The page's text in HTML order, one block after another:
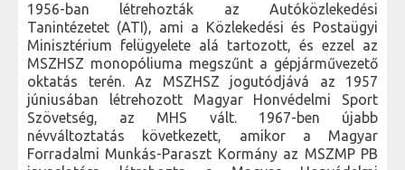
1956-ban létrehozták az Autóközlekedési
Tanintézetet (ATI), ami a Közlekedési és Postaügyi
Minisztérium felügyelete alá tartozott, és ezzel az
MSZHSZ monopóliuma megszűnt a gépjárművezető
oktatás terén. Az MSZHSZ jogutódjává az 1957
júniusában létrehozott Magyar Honvédelmi Sport
Szövetség, az MHS vált. 1967-ben újabb
névváltoztatás következett, amikor a Magyar
Forradalmi Munkás-Paraszt Kormány az MSZMP PB